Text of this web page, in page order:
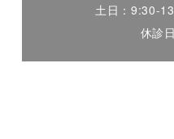
土日：9:30-
休診